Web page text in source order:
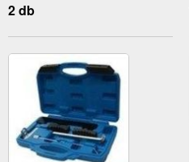
2 db